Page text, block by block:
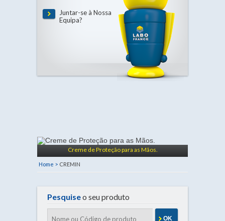
Juntar-se à Nossa
Equipa?
Creme de Proteção para as Mãos.
Home > CREMIN
Pesquiseo seu produto
OK